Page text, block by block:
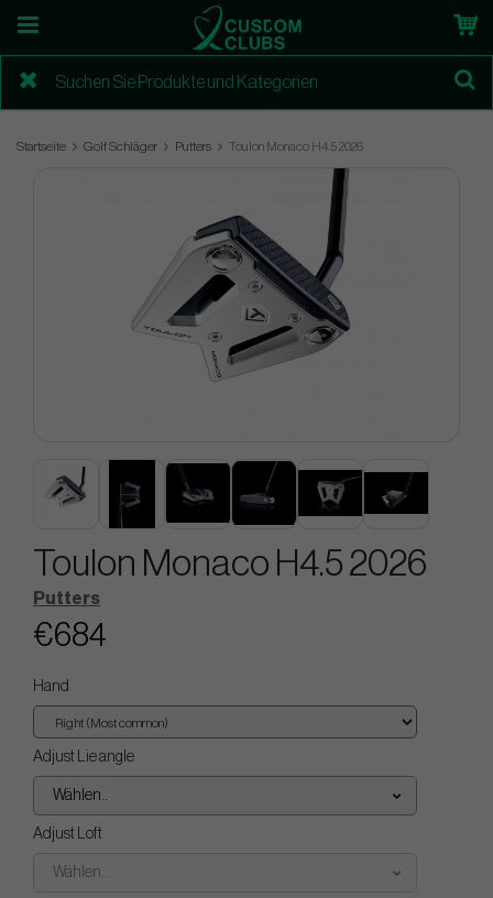
Startseite Golf Schläger Putters Toulon Monaco H4.5 2026
Toulon Monaco H4.5 2026
Putters
€684
Hand
Adjust Lie angle
Wählen..
Adjust Loft
Wählen..